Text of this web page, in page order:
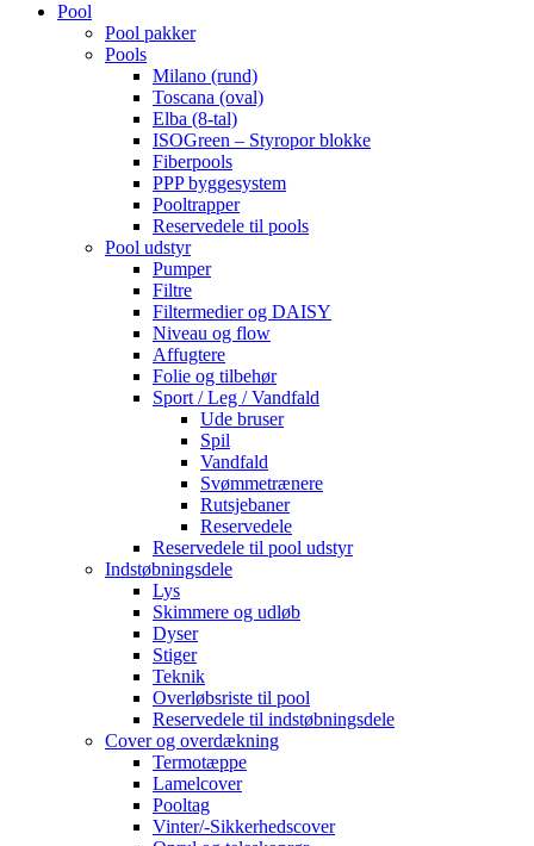
Pool
Pool pakker
Pools
Milano (rund)
Toscana (oval)
Elba (8-tal)
ISOGreen – Styropor blokke
Fiberpools
PPP byggesystem
Pooltrapper
Reservedele til pools
Pool udstyr
Pumper
Filtre
Filtermedier og DAISY
Niveau og flow
Affugtere
Folie og tilbehør
Sport / Leg / Vandfald
Ude bruser
Spil
Vandfald
Svømmetrænere
Rutsjebaner
Reservedele
Reservedele til pool udstyr
Indstøbningsdele
Lys
Skimmere og udløb
Dyser
Stiger
Teknik
Overløbsriste til pool
Reservedele til indstøbningsdele
Cover og overdækning
Termotæppe
Lamelcover
Pooltag
Vinter/-Sikkerhedscover